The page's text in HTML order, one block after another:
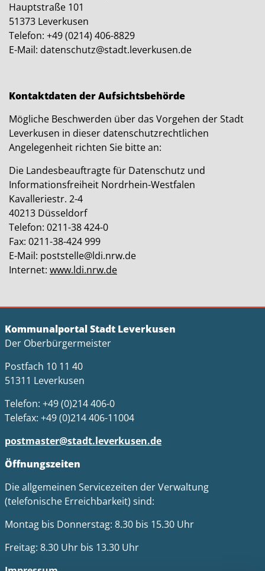
Hauptstraße 101
51373 Leverkusen
Telefon: +49 (0214) 406-8829
E-Mail: datenschutz@stadt.leverkusen.de
Kontaktdaten der Aufsichtsbehörde
Mögliche Beschwerden über das Vorgehen der Stadt
Leverkusen in dieser datenschutzrechtlichen
Angelegenheit richten Sie bitte an:
Die Landesbeauftragte für Datenschutz und
Informationsfreiheit Nordrhein-Westfalen
Kavalleriestr. 2-4
40213 Düsseldorf
Telefon: 0211-38 424-0
Fax: 0211-38-424 999
E-Mail: poststelle@ldi.nrw.de
Internet: www.ldi.nrw.de
Kommunalportal Stadt Leverkusen
Der Oberbürgermeister
Postfach 10 11 40
51311 Leverkusen
Telefon: +49 (0)214 406-0
Telefax: +49 (0)214 406-11004
postmaster@stadt.leverkusen.de
Öffnungszeiten
Die allgemeinen Servicezeiten der Verwaltung
(telefonische Erreichbarkeit) sind:
Montag bis Donnerstag: 8.30 bis 15.30 Uhr
Freitag: 8.30 Uhr bis 13.30 Uhr